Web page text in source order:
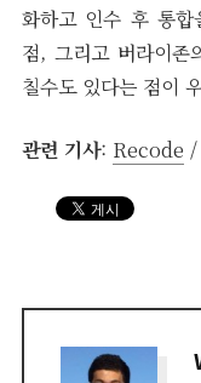
화하고 인수 후 통합
점, 그리고 버라이존
칠수도 있다는 점이
관련 기사: Recode /